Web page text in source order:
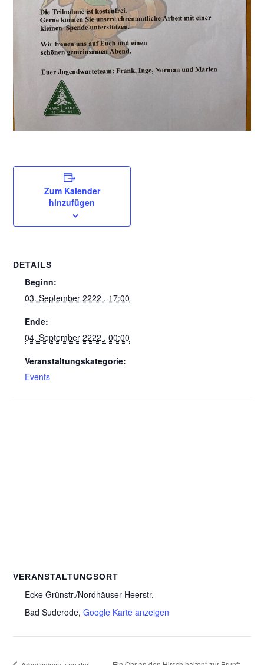
Zum Kalender
hinzufügen
DETAILS
Beginn:
03. September 2222 , 17:00
Ende:
04. September 2222 , 00:00
Veranstaltungskategorie:
Events
VERANSTALTUNGSORT
Ecke Grünstr./Nordhäuser Heerstr.
Bad Suderode, Google Karte anzeigen